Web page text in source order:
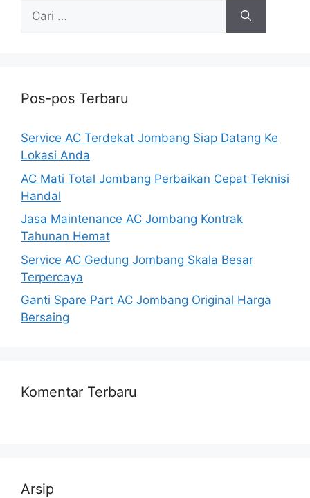
Cari
Pos-pos Terbaru
Service AC Terdekat Jombang Siap Datang Ke
Lokasi Anda
AC Mati Total Jombang Perbaikan Cepat Teknisi
Handal
Jasa Maintenance AC Jombang Kontrak
Tahunan Hemat
Service AC Gedung Jombang Skala Besar
Terpercaya
Ganti Spare Part AC Jombang Original Harga
Bersaing
Komentar Terbaru
Arsip